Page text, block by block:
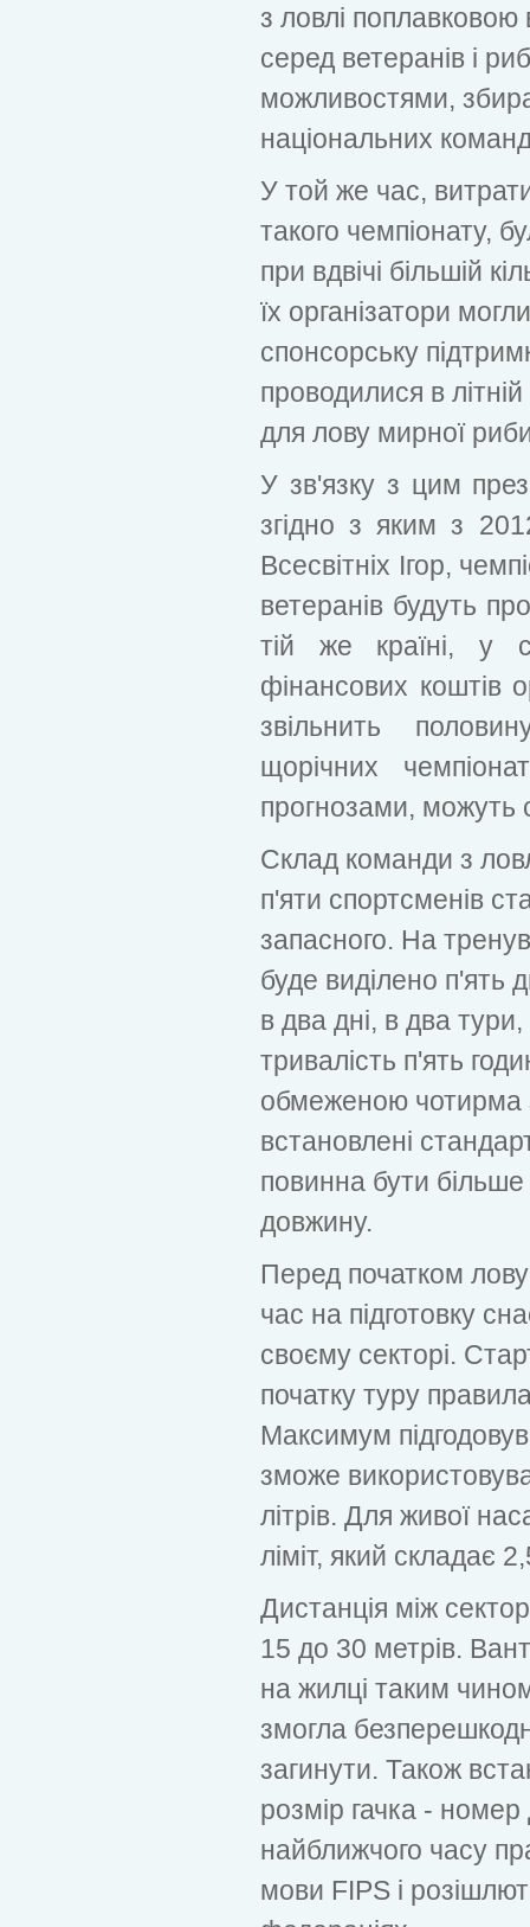
з ловлі
серед ветеранів і
можливостями,
національних
У той же час,
такого чемпіонату,
при вдвічі більшій
їх організатори
спонсорську
проводилися в
для лову мирної
У зв'язку з цим
згідно з яким з
Всесвітніх Ігор,
ветеранів будуть
тій же країні, у
фінансових коштів
звільнить
щорічних
прогнозами, можуть
Склад команди з
п'яти спортсменів
запасного. На
буде виділено п'ять
в два дні, в два
тривалість п'ять
обмеженою чотирма
встановлені
повинна бути більше
довжину.
Перед початком
час на підготовку
своєму секторі.
початку туру
Максимум
зможе
літрів. Для живої
ліміт, який складає
Дистанція між
15 до 30 метрів.
на жилці таким
змогла
загинути. Також
розмір гачка -
найближчого часу
мови FIPS і